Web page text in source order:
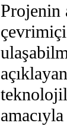
Projenin